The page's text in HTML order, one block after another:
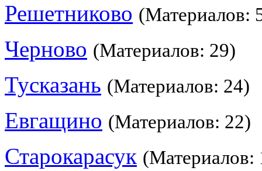
Решетниково (Материалов:
Черново (Материалов: 29)
Тусказань (Материалов: 24)
Евгащино (Материалов: 22)
Старокарасук (Материалов: